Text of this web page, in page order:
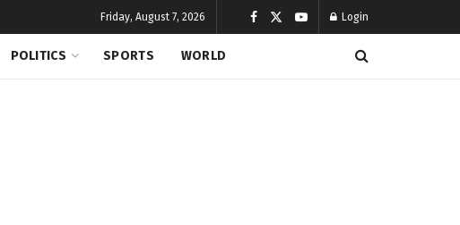
Friday, August 7, 2026 Login
POLITICS SPORTS WORLD